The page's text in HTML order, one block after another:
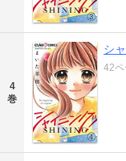
4
巻
シ
42ペ